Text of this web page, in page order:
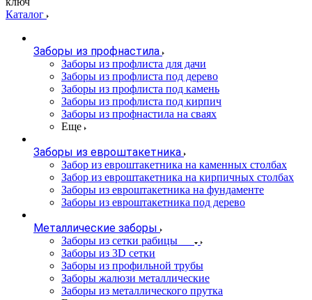
Каталог
Заборы из профнастила
Заборы из профлиста для дачи
Заборы из профлиста под дерево
Заборы из профлиста под камень
Заборы из профлиста под кирпич
Заборы из профнастила на сваях
Еще
Заборы из евроштакетника
Забор из евроштакетника на каменных столбах
Забор из евроштакетника на кирпичных столбах
Заборы из евроштакетника на фундаменте
Заборы из евроштакетника под дерево
Металлические заборы
Заборы из сетки рабицы
Заборы из 3D сетки
Заборы из профильной трубы
Заборы жалюзи металлические
Заборы из металлического прутка